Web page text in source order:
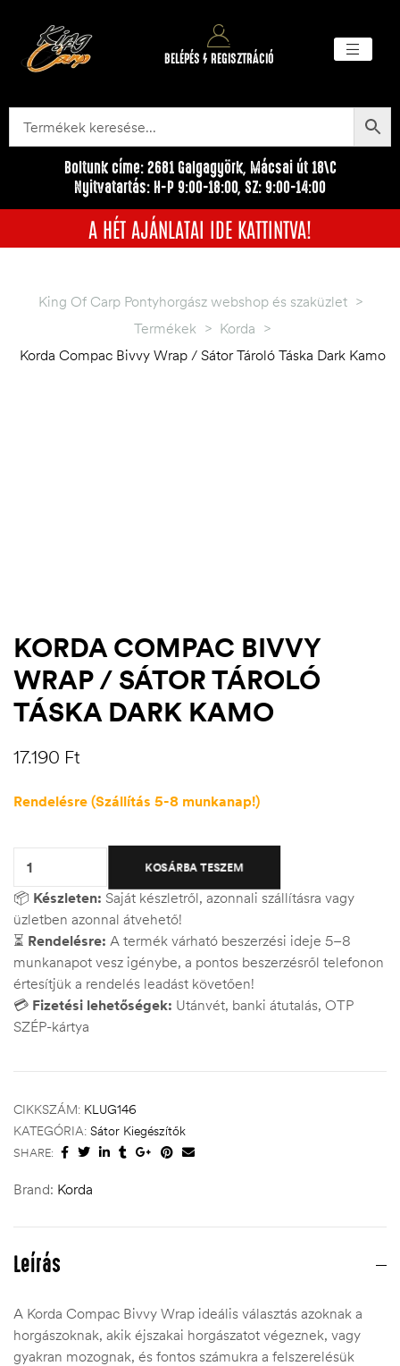
BELÉPÉS / REGISZTRÁCIÓ
Boltunk címe: 2681 Galgagyörk, Mácsai út 18\C
Nyitvatartás: H-P 9:00-18:00, SZ: 9:00-14:00
A HÉT AJÁNLATAI IDE KATTINTVA!
King Of Carp Pontyhorgász webshop és szaküzlet >
Termékek > Korda >
Korda Compac Bivvy Wrap / Sátor Tároló Táska Dark Kamo
KORDA COMPAC BIVVY
WRAP / SÁTOR TÁROLÓ
TÁSKA DARK KAMO
17.190 Ft
Rendelésre (Szállítás 5-8 munkanap!)
KOSÁRBA TESZEM
📦 Készleten: Saját készletről, azonnali szállításra vagy
üzletben azonnal átvehető!
⏳ Rendelésre: A termék várható beszerzési ideje 5–8
munkanapot vesz igénybe, a pontos beszerzésről telefonon
értesítjük a rendelés leadást követően!
💳 Fizetési lehetőségek: Utánvét, banki átutalás, OTP
SZÉP-kártya
CIKKSZÁM: KLUG146
KATEGÓRIA: Sátor Kiegészítők
SHARE:
Brand: Korda
Leírás
A Korda Compac Bivvy Wrap ideális választás azoknak a
horgászoknak, akik éjszakai horgászatot végeznek, vagy
gyakran mozognak, és fontos számukra a felszerelésük